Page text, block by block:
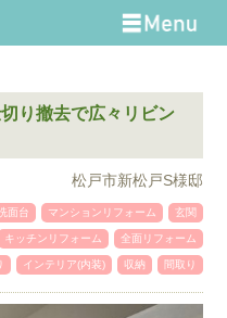
り撤去で広々リビン
松戸市新松戸S様邸
面台 マンションリフォーム 玄関
キッチンリフォーム 全面リフォーム
インテリア(内装) 収納 間取り